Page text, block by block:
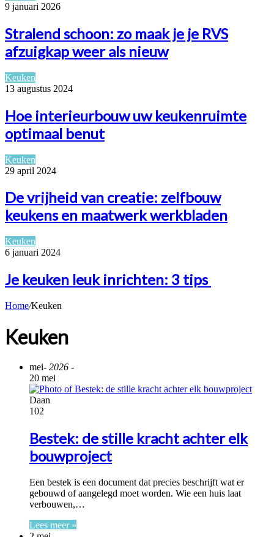
9 januari 2026
Stralend schoon: zo maak je je RVS
afzuigkap weer als nieuw
Keuken
13 augustus 2024
Hoe interieurbouw uw keukenruimte
optimaal benut
Keuken
29 april 2024
De vrijheid van creatie: zelfbouw
keukens en maatwerk werkbladen
Keuken
6 januari 2024
Je keuken leuk inrichten: 3 tips
Home/Keuken
Keuken
mei- 2026 -
20 mei
Daan
102
Bestek: de stille kracht achter elk
bouwproject
Een bestek is een document dat precies beschrijft wat er
gebouwd of aangelegd moet worden. Wie een huis laat
verbouwen,…
Lees meer »